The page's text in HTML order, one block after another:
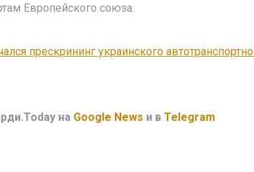
Европейского союза.
прескрининг украинского
на Google News и в Telegram